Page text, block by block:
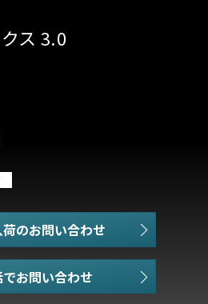
ス 3.0
のお問い合わせ
お問い合わせ